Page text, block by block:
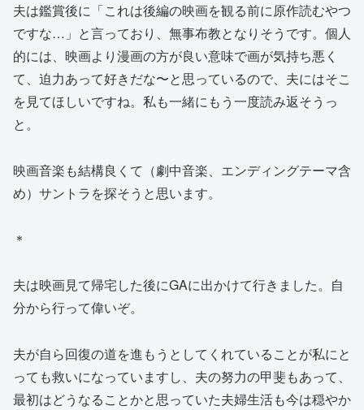
夫は鑑賞後に「これは後編の映画を観る前に原作読むやつ
ですな…」と言っており、無事布教となりそうです。個人
的には、映画より漫画の方が良い意味で画が気持ち悪く
て、迫力あって好きだな〜と思っているので、夫にはそこ
を見てほしいですね。私も一緒にもう一度読み返そうっ
と。
映画音楽も結構良くて（劇中音楽、エンディングテーマ含
め）サントラを探そうと思います。
＊
夫は映画見て帰宅した後にGAに出かけて行きました。自
分から行って偉いぞ。
夫が自ら回復の道を進もうとしてくれていることが私にと
っても救いになっていますし、夫の努力の甲斐もあって、
最初はどうなることかと思っていた夫婦生活も今は穏やか